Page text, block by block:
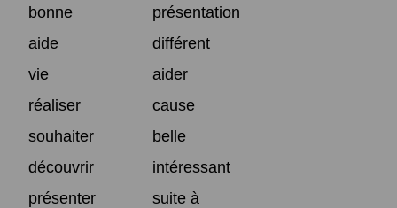
bonne
présentation
aide
différent
vie
aider
réaliser
cause
souhaiter
belle
découvrir
intéressant
présenter
suite à